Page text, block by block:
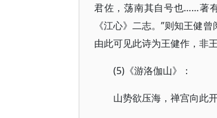
君佐，荡南其自号也……著
《江心》二志。”则知王健
由此可见此诗为王健作，非
(5)《游洛伽山》：
山势欲压海，禅宫向此